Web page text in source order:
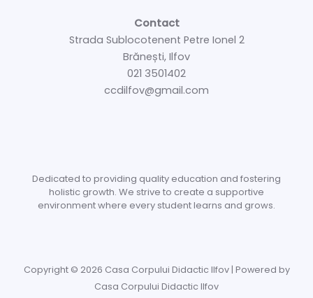
Contact
Strada Sublocotenent Petre Ionel 2
Brănești, Ilfov
021 3501402
ccdilfov@gmail.com
Dedicated to providing quality education and fostering
holistic growth. We strive to create a supportive
environment where every student learns and grows.
Copyright © 2026 Casa Corpului Didactic Ilfov | Powered by
Casa Corpului Didactic Ilfov